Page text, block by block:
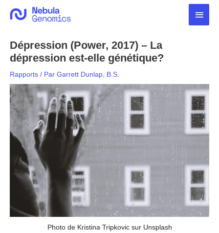
Dépression (Power, 2017) – La
dépression est-elle génétique?
Rapports / Par Garrett Dunlap, B.S.
Photo de Kristina Tripkovic sur Unsplash